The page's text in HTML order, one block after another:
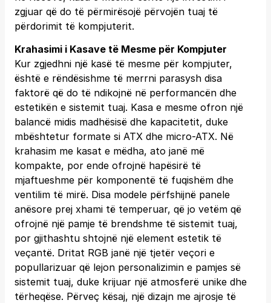
zgjuar që do të përmirësojë përvojën tuaj të
përdorimit të kompjuterit.
Krahasimi i Kasave të Mesme për Kompjuter
Kur zgjedhni një kasë të mesme për kompjuter,
është e rëndësishme të merrni parasysh disa
faktorë që do të ndikojnë në performancën dhe
estetikën e sistemit tuaj. Kasa e mesme ofron një
balancë midis madhësisë dhe kapacitetit, duke
mbështetur formate si ATX dhe micro-ATX. Në
krahasim me kasat e mëdha, ato janë më
kompakte, por ende ofrojnë hapësirë të
mjaftueshme për komponentë të fuqishëm dhe
ventilim të mirë. Disa modele përfshijnë panele
anësore prej xhami të temperuar, që jo vetëm që
ofrojnë një pamje të brendshme të sistemit tuaj,
por gjithashtu shtojnë një element estetik të
veçantë. Dritat RGB janë një tjetër veçori e
popullarizuar që lejon personalizimin e pamjes së
sistemit tuaj, duke krijuar një atmosferë unike dhe
tërheqëse. Përveç kësaj, një dizajn me ajrosje të